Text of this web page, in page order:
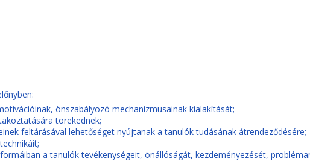
önszabályozó mechanizmusainak kialakítását;
törekednek;
feltárásával lehetőséget nyújtanak a tanulók tudásának átrendeződésére;
a tanulók tevékenységeit, önállóságát, kezdeményezését,